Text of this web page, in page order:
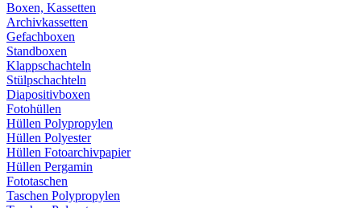
Boxen, Kassetten
Archivkassetten
Gefachboxen
Standboxen
Klappschachteln
Stülpschachteln
Diapositivboxen
Fotohüllen
Hüllen Polypropylen
Hüllen Polyester
Hüllen Fotoarchivpapier
Hüllen Pergamin
Fototaschen
Taschen Polypropylen